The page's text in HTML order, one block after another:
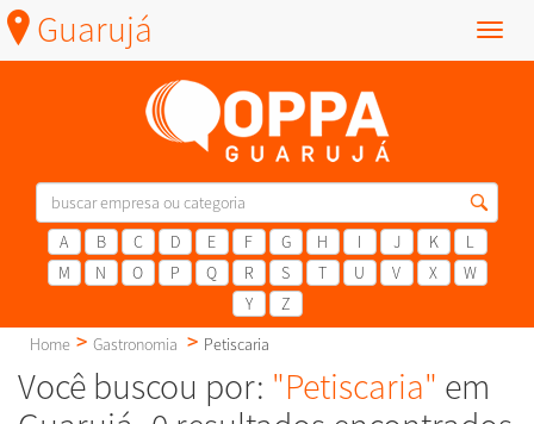
Menu
Guarujá
A B C D E F G H I J K
L
M
N O P Q R S T U V X
W
Y
Z
Home
Gastronomia Petiscaria
Você buscou por: "Petiscaria" em